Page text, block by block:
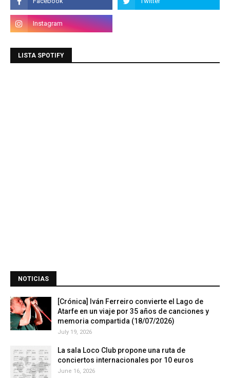
LISTA SPOTIFY
NOTICIAS
[Crónica] Iván Ferreiro convierte el Lago de
Atarfe en un viaje por 35 años de canciones y
memoria compartida (18/07/2026)
July 19, 2026
La sala Loco Club propone una ruta de
conciertos internacionales por 10 euros
June 16, 2026